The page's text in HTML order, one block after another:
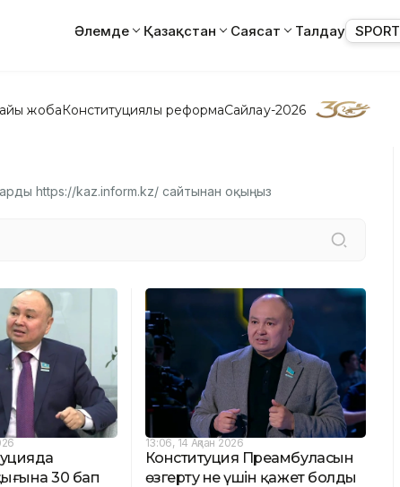
Әлемде Қазақстан Саясат Талдау SPORT
жобаКонституциялық реформаСайлау-2026
https://kaz.inform.kz/ сайтынан оқыңыз
30 бап
13:06, 14 Ақпан 2026
Конституция Преамбуласын
өзгерту не үшін қажет болды